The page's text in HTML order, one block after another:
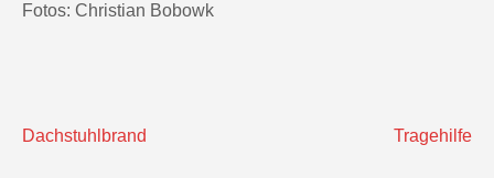
Fotos: Christian Bobowk
Beitragsnavigation
Dachstuhlbrand Tragehilfe